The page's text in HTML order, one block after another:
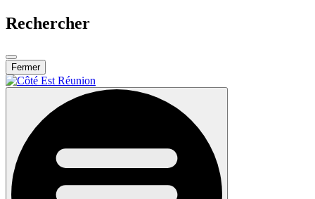
Rechercher
Fermer